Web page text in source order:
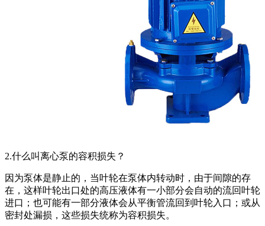
2.什么叫离心泵的容积损失？
因为泵体是静止的，当叶轮在泵体内转动时，由于间隙的存
在，这样叶轮出口处的高压液体有一小部分会自动的流回叶轮
进口；也可能有一部分液体会从平衡管流回到叶轮入口；或从
密封处漏损，这些损失统称为容积损失。